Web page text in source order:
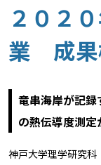
２０２
業 成果
竜串海岸が記
の熱伝導度測
神戸大学理学研究科